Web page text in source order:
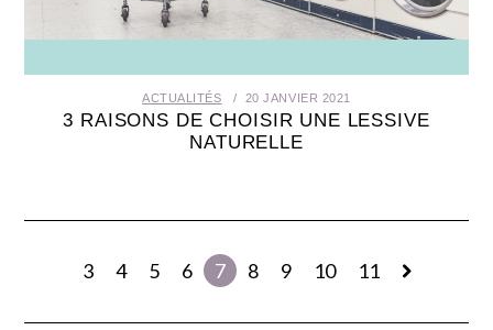
ACTUALITÉS 20 JANVIER 2021
3 RAISONS DE CHOISIR UNE LESSIVE
NATURELLE
3 4 5 6 7 8 9 10 11